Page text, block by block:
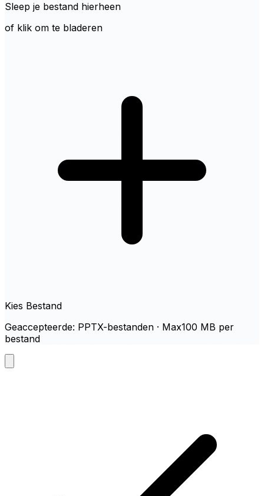
Sleep je bestand hierheen
of klik om te bladeren
Kies Bestand
Geaccepteerde: PPTX-bestanden · Max100 MB per
bestand